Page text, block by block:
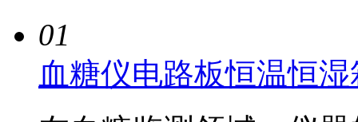
01
血糖仪电路板恒温恒湿